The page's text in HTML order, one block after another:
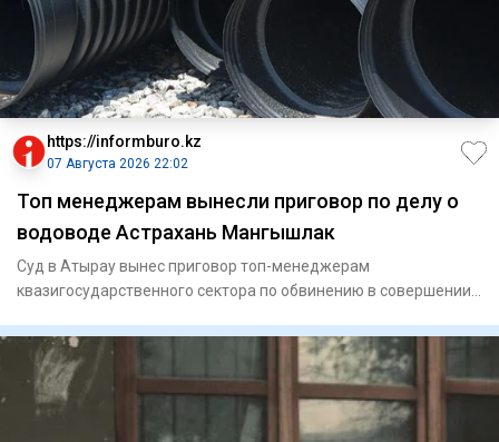
https://informburo.kz
07 Августа 2026 22:02
Топ менеджерам вынесли приговор по делу о
водоводе Астрахань Мангышлак
Суд в Атырау вынес приговор топ-менеджерам
квазигосударственного сектора по обвинению в совершении